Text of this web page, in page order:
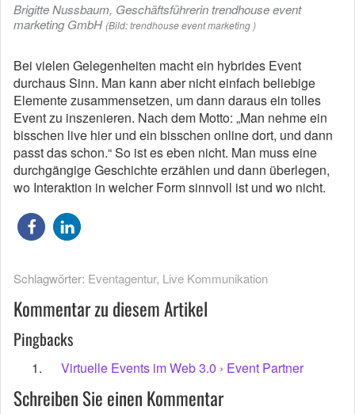
Brigitte Nussbaum, Geschäftsführerin trendhouse event
marketing GmbH(Bild: trendhouse event marketing )
Bei vielen Gelegenheiten macht ein hybrides Event
durchaus Sinn. Man kann aber nicht einfach beliebige
Elemente zusammensetzen, um dann daraus ein tolles
Event zu inszenieren. Nach dem Motto: „Man nehme ein
bisschen live hier und ein bisschen online dort, und dann
passt das schon.“ So ist es eben nicht. Man muss eine
durchgängige Geschichte erzählen und dann überlegen,
wo Interaktion in welcher Form sinnvoll ist und wo nicht.
Schlagwörter: Eventagentur, Live Kommunikation
Kommentar zu diesem Artikel
Pingbacks
Virtuelle Events im Web 3.0 › Event Partner
Schreiben Sie einen Kommentar